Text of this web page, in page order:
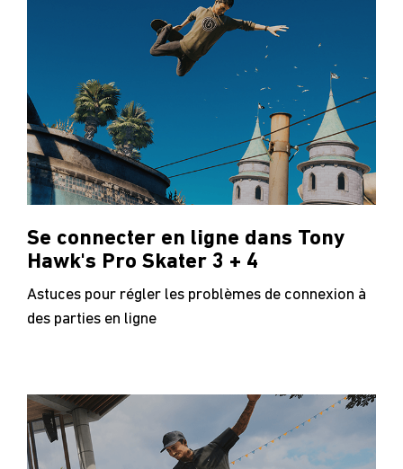
Se connecter en ligne dans Tony
Hawk's Pro Skater 3 + 4
Astuces pour régler les problèmes de connexion à
des parties en ligne